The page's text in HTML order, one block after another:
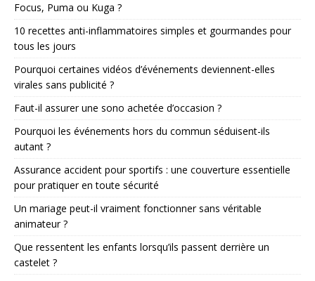
Focus, Puma ou Kuga ?
10 recettes anti-inflammatoires simples et gourmandes pour
tous les jours
Pourquoi certaines vidéos d’événements deviennent-elles
virales sans publicité ?
Faut-il assurer une sono achetée d’occasion ?
Pourquoi les événements hors du commun séduisent-ils
autant ?
Assurance accident pour sportifs : une couverture essentielle
pour pratiquer en toute sécurité
Un mariage peut-il vraiment fonctionner sans véritable
animateur ?
Que ressentent les enfants lorsqu’ils passent derrière un
castelet ?